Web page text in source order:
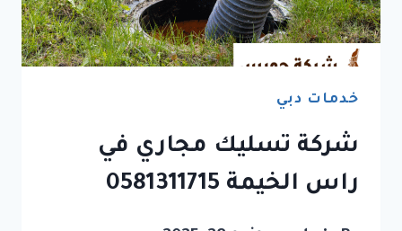
خدمات دبي
شركة تسليك مجاري في
راس الخيمة 0581311715